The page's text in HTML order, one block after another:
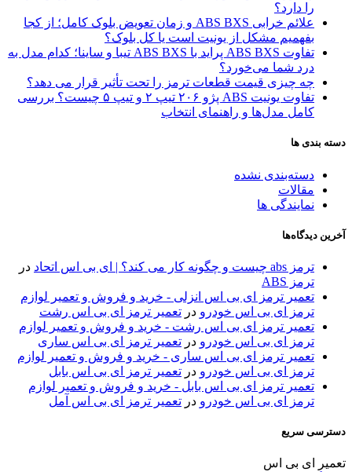
را دارد؟
علائم خرابی ABS BXS و زمان تعویض بلوک کامل؛ از کجا
بفهمیم مشکل از یونیت است یا کل بلوک؟
تفاوت ABS BXS پراید با ABS BXS تیبا و ساینا؛ کدام مدل به
درد شما می‌خورد؟
چه چیزی قیمت قطعات ترمز را تحت تأثیر قرار می دهد؟
تفاوت یونیت ABS پژو ۲۰۶ تیپ ۲ و تیپ ۵ چیست؟ بررسی
کامل مدل‌ها و راهنمای انتخاب
دسته بندی ها
دسته‌بندی نشده
مقالات
نمایندگی ها
آخرین دیدگاه‌ها
ترمز abs چیست و چگونه کار می کند؟ | ای بی اس اتحاد
در
ترمز ABS
تعمیر ترمز ای بی اس انزلی - خرید و فروش و تعمیر لوازم
ترمز ای بی اس خودرو در تعمیر ترمز ای بی اس رشت
تعمیر ترمز ای بی اس رشت - خرید و فروش و تعمیر لوازم
ترمز ای بی اس خودرو در تعمیر ترمز ای بی اس ساری
تعمیر ترمز ای بی اس ساری - خرید و فروش و تعمیر لوازم
ترمز ای بی اس خودرو در تعمیر ترمز ای بی اس بابل
تعمیر ترمز ای بی اس بابل - خرید و فروش و تعمیر لوازم
ترمز ای بی اس خودرو در تعمیر ترمز ای بی اس آمل
دسترسی سریع
تعمیر ای بی اس